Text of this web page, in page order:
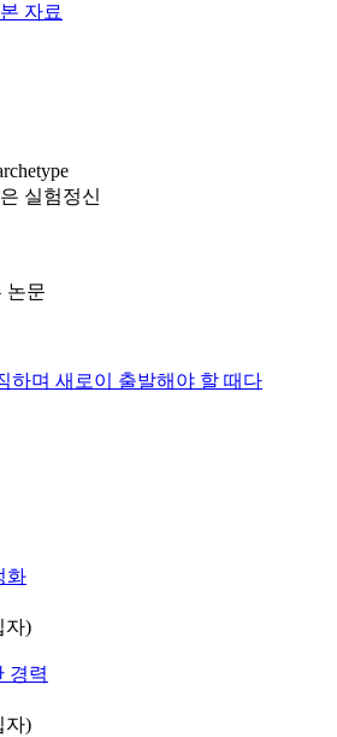
자료
실험정신
논문
하며 새로이 출발해야 할 때다
화
자)
경력
자)